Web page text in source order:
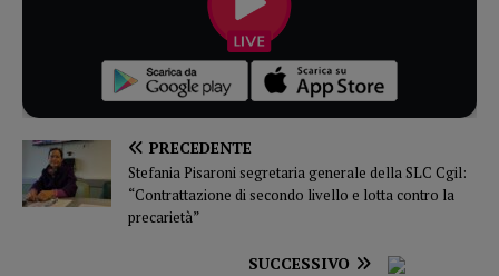
PRECEDENTE
Stefania Pisaroni segretaria generale della SLC Cgil:
“Contrattazione di secondo livello e lotta contro la
precarietà”
SUCCESSIVO